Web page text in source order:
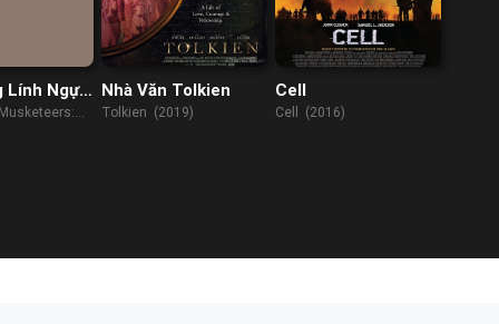
Lính Ngự
Nhà Văn Tolkien
Tolkien (2019)
Cell
Cell (2016)